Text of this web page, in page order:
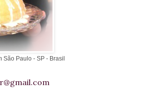
São Paulo - SP - Brasil